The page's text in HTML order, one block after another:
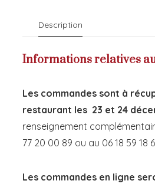
Description
Informations relatives
Les commandes sont à
restaurant les 23 et 24
renseignement
77 20 00 89 ou au 06 18 59 18
Les commandes en ligne